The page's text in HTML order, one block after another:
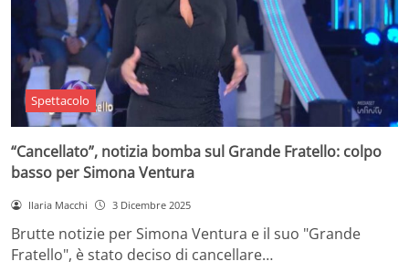
Spettacolo
“Cancellato”, notizia bomba sul Grande Fratello: colpo
basso per Simona Ventura
Ilaria Macchi 3 Dicembre 2025
Brutte notizie per Simona Ventura e il suo "Grande
Fratello", è stato deciso di cancellare…